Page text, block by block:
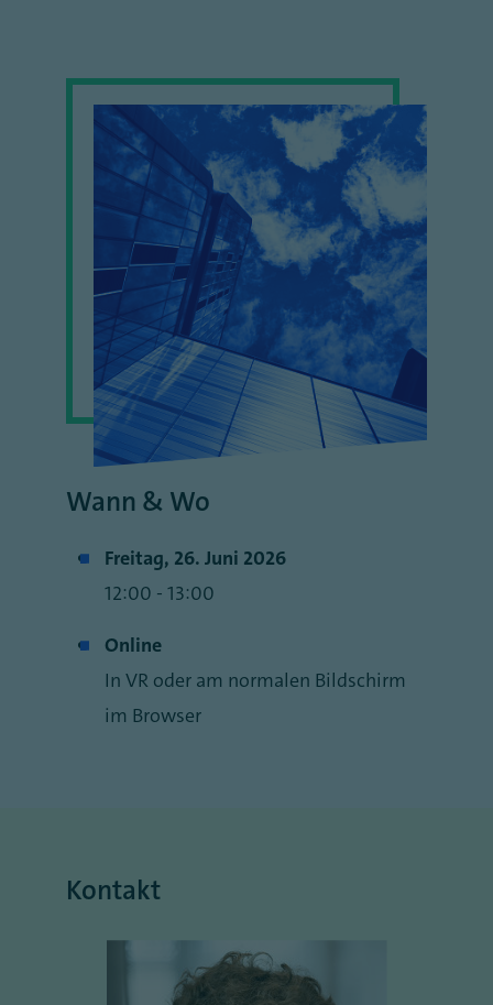
Wann & Wo
Freitag, 26. Juni 2026
12:00 - 13:00
Online
In VR oder am normalen Bildschirm
im Browser
Kontakt